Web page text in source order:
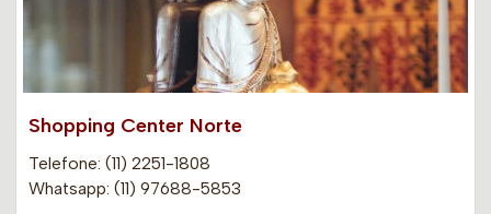
Shopping Center Norte
Telefone: (11) 2251-1808
Whatsapp: (11) 97688-5853